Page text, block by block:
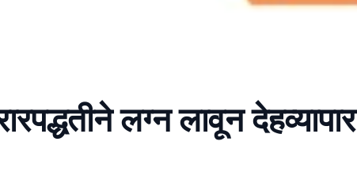
लग्न लावून देहव्यापार